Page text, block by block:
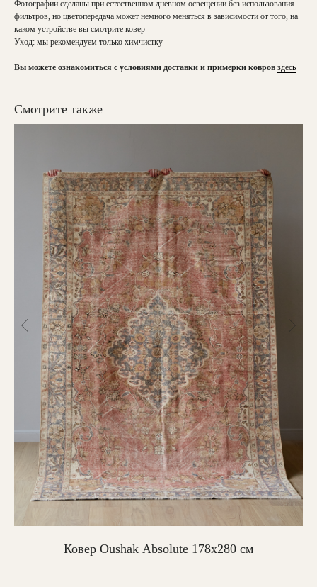
Фотографии сделаны при естественном дневном освещении без использования
фильтров, но цветопередача может немного меняться в зависимости от того, на
каком устройстве вы смотрите ковер
Уход: мы рекомендуем только химчистку
Вы можете ознакомиться с условиями доставки и примерки ковров здесь
Смотрите также
Ковер Oushak Absolute 178х280 см